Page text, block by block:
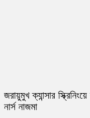
জরায়ুমুখ ক্যান্সার
নার্স নাজমা